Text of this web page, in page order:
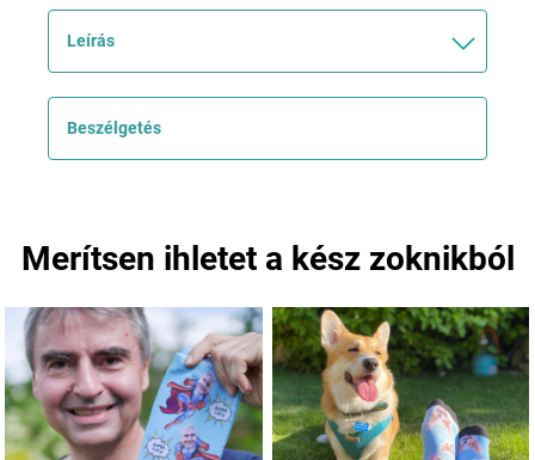
Leírás
Beszélgetés
Merítsen ihletet a kész zoknikból